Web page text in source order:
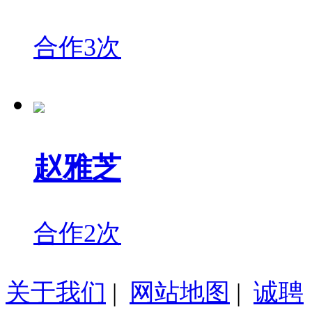
合作3次
赵雅芝
合作2次
关于我们 | 网站地图 | 诚聘